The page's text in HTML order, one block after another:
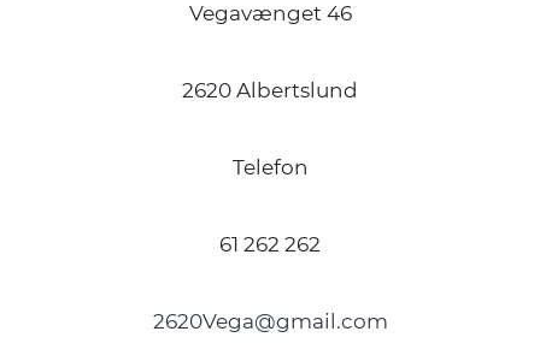
Vegavænget 46
2620 Albertslund
Telefon
61 262 262
2620Vega@gmail.com